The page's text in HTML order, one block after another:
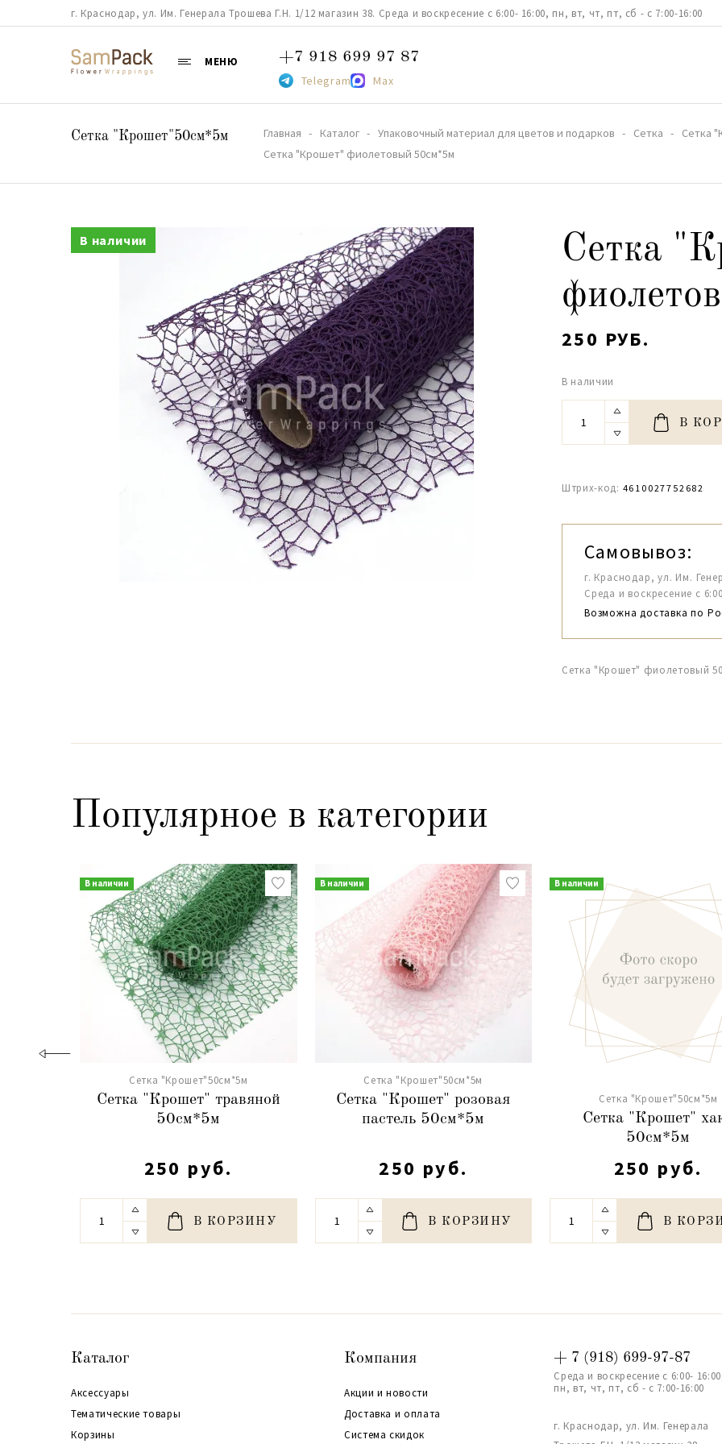
г. Краснодар, ул. Им. Генерала Трошева Г.Н. 1/12 магазин 38. Среда и воскресение с 6:00- 16:00, пн, вт, чт, пт, сб - с 7:00-16:00
МЕНЮ +7 918 699 97 87
Telegram Max
Сетка "Крошет"50см*5м Главная Каталог Упаковочный материал для цветов и подарков Сетка
Сетка
Сетка "Крошет" фиолетовый 50см*5м
В наличии
Сетка
250 РУБ.
В наличии
В
Штрих-код: 4610027752682
Самовывоз:
г. Краснодар, ул. Им.
Среда и воскресение с
Возможна доставка по
Сетка "Крошет" фиолетовый
Популярное в категории
В наличии
Сетка "Крошет"50см*5м
Сетка "Крошет" травяной
50см*5м
250 руб.
В КОРЗИНУ
В наличии
Сетка "Крошет"50см*5м
Сетка "Крошет" розовая
пастель 50см*5м
250 руб.
В КОРЗИНУ
В наличии
Сетка "Крошет"50см*5м
Сетка "Крошет"
50см*5м
250 руб.
В
Каталог
Аксессуары
Тематические товары
Корзины
Компания
Акции и новости
Доставка и оплата
Система скидок
+ 7 (918) 699-97-87
Среда и воскресение с 6:00-
пн, вт, чт, пт, сб - с 7:00-16:00
г. Краснодар, ул. Им. Генерала